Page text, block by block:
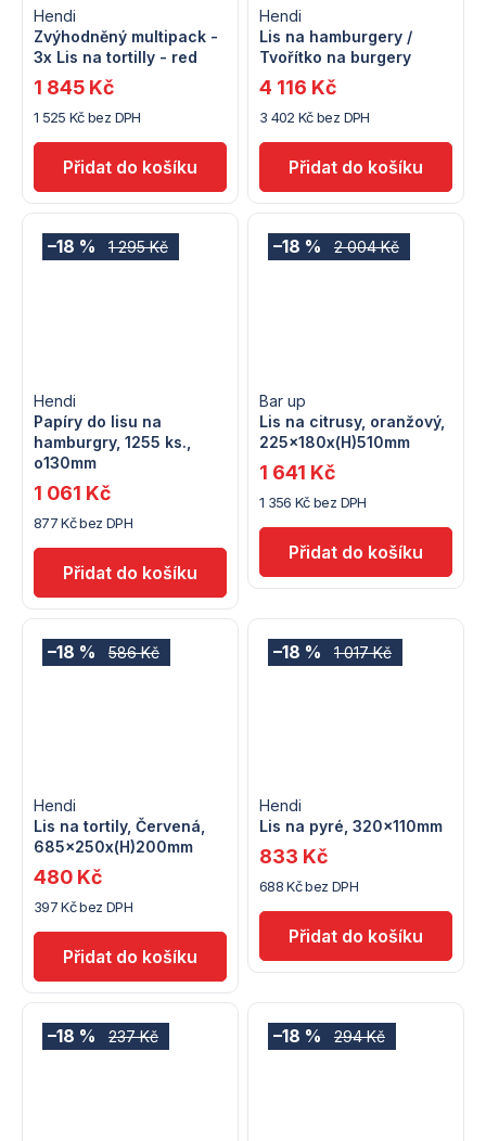
Zvýhodněný multipack -
3x Lis na tortilly - red
Hendi
1 525 Kč bez DPH
1 845 Kč
Lis na hamburgery /
Tvořítko na burgery
Hendi
3 402 Kč bez DPH
4 116 Kč
1 295 Kč
–18 %
Papíry do lisu na
hamburgry, 1255 ks.,
o130mm
Hendi
877 Kč bez DPH
1 061 Kč
2 004 Kč
–18 %
Lis na citrusy, oranžový,
225x180x(H)510mm
Bar up
1 356 Kč bez DPH
1 641 Kč
586 Kč
–18 %
Lis na tortily, Červená,
685x250x(H)200mm
Hendi
397 Kč bez DPH
480 Kč
1 017 Kč
–18 %
Lis na pyré, 320x110mm
Hendi
688 Kč bez DPH
833 Kč
237 Kč
–18 % 294 Kč
–18 %